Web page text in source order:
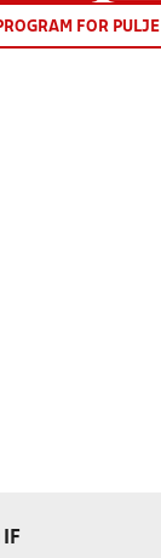
FOR PULJE